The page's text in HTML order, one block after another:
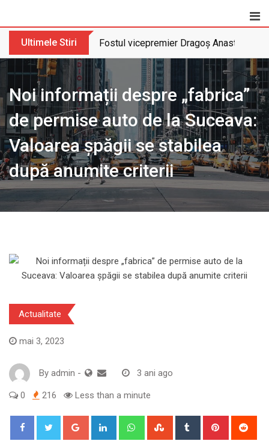
Ultimele Stiri Fostul vicepremier Dragoș Anastasiu
Noi informații despre „fabrica”
de permise auto de la Suceava:
Valoarea șpăgii se stabilea
după anumite criterii
Actualitate
mai 3, 2023
By admin - 3 ani ago
0 216 Less than a minute
Google+ LinkedIn WhatsappStumbleUpon
Tumblr Pinterest